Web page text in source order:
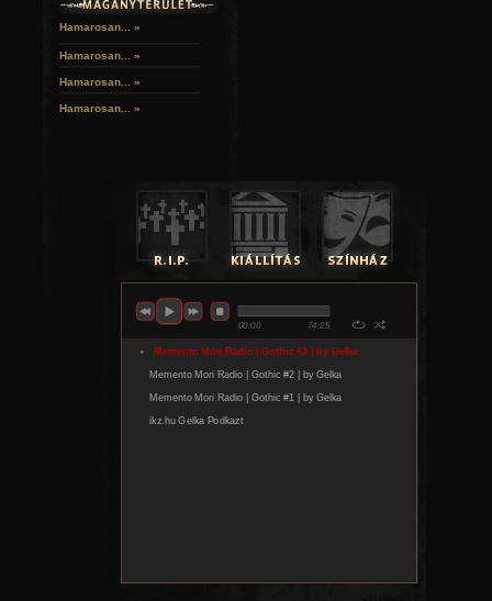
Hamarosan... »
Hamarosan... »
Hamarosan... »
Hamarosan... »